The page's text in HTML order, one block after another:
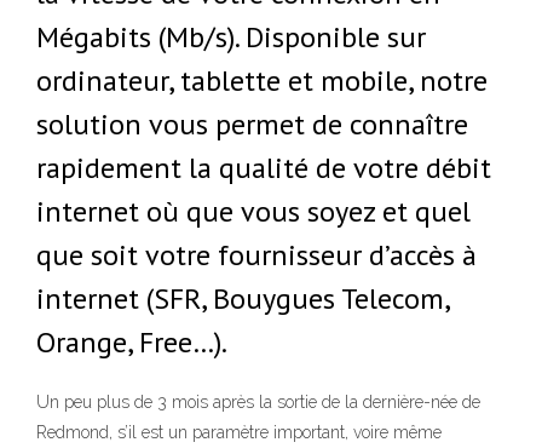
Mégabits (Mb/s). Disponible sur
ordinateur, tablette et mobile, notre
solution vous permet de connaître
rapidement la qualité de votre débit
internet où que vous soyez et quel
que soit votre fournisseur d’accès à
internet (SFR, Bouygues Telecom,
Orange, Free…).
Un peu plus de 3 mois après la sortie de la dernière-née de
Redmond, s’il est un paramètre important, voire même